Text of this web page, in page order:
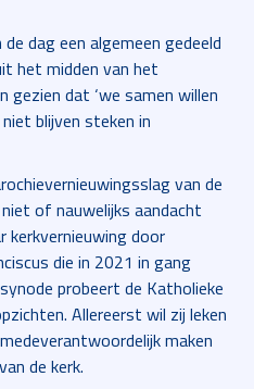
dag een algemeen gedeeld
het midden van het
gezien dat ‘we samen willen
blijven steken in
van de
of nauwelijks aandacht
door
die in 2021 in gang
probeert de Katholieke
Allereerst wil zij leken
maken
de kerk.